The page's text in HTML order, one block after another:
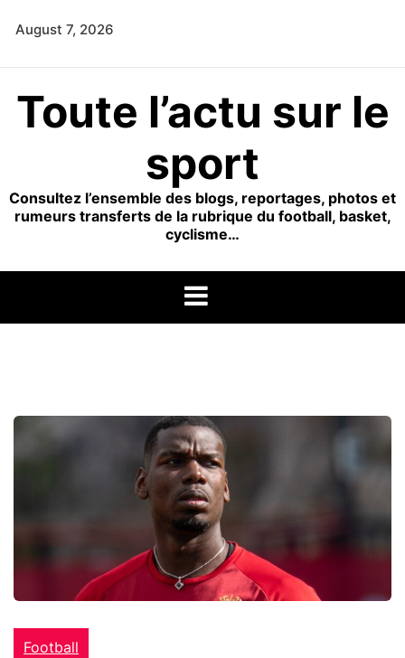
August 7, 2026
Toute l’actu sur le
sport
Consultez l’ensemble des blogs, reportages, photos et
rumeurs transferts de la rubrique du football, basket,
cyclisme…
Football